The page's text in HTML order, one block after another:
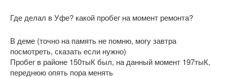
Где делал в Уфе? какой пробег на момент ремонта?
В деме (точно на память не помню, могу завтра
посмотреть, сказать если нужно)
Пробег в районе 150тыК был, на данный момент 197тыК,
переднюю опять пора менять